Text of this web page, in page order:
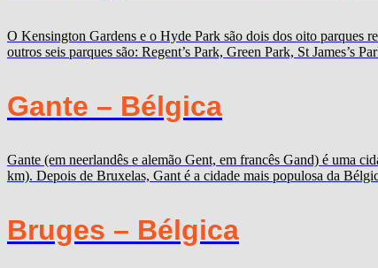
O Kensington Gardens e o Hyde Park são dois dos oito parques
outros seis parques são: Regent’s Park, Green Park, St
Gante – Bélgica
Gante (em neerlandês e alemão Gent, em francês Gand) é uma
km). Depois de Bruxelas, Gant é a cidade mais populosa da
Bruges – Bélgica